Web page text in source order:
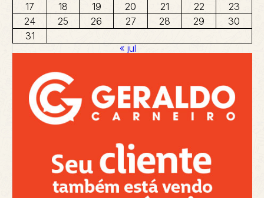
17
18 19 20 21 22
23
24
25 26 27 28 29
30
31
« jul